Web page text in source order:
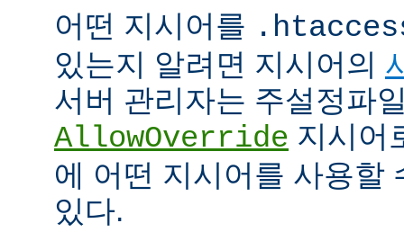
어떤 지시어를
있는지 알려면 지시어의
서버 관리자는 주설정파
AllowOverride 지시어
에 어떤 지시어를 사용할
있다.